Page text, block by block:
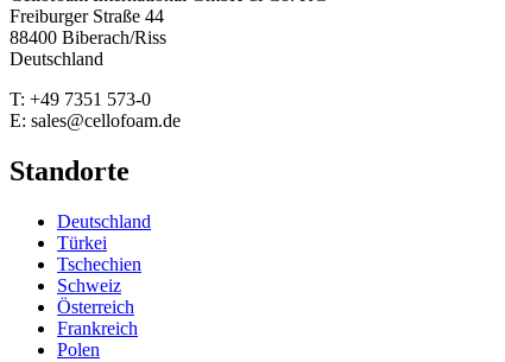
Freiburger Straße 44
88400 Biberach/Riss
Deutschland
T: +49 7351 573-0
E: sales@cellofoam.de
Standorte
Deutschland
Türkei
Tschechien
Schweiz
Österreich
Frankreich
Polen